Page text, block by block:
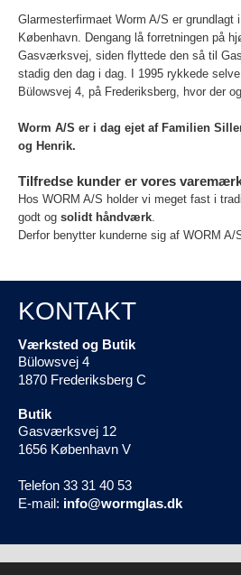
Glarmesterfirmaet Worm A/S er grundlagt
København. Dengang lå forretningen på
Gasværksvej, siden flyttede den så til
stadig den dag i dag. I 1995 rykkede
Bülowsvej 4, på Frederiksberg, hvor der
Worm A/S er i dag ejet af Familien
og Henrik.
Tilfredse kunder er vores
Hos WORM A/S holder vi meget fast i
godt og solidt håndværk.
Derfor benytter kunderne sig af WORM A/
KONTAKT
Værksted og Butik
Bülowsvej 4
1870 Frederiksberg C
Butik
Gasværksvej 12
1656 København V
Telefon 33 31 40 53
E-mail: info@wormglas.dk